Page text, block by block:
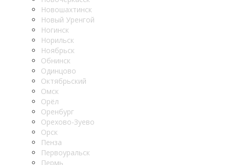
Новошахтинск
Новый Уренгой
Ногинск
Норильск
Ноябрьск
Обнинск
Одинцово
Октябрьский
Омск
Орёл
Оренбург
Орехово-Зуево
Орск
Пенза
Первоуральск
Пермь